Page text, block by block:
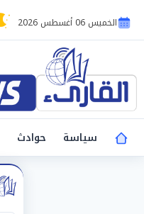
الخميس 06 أغسطس 2026
سياسة
حوادث